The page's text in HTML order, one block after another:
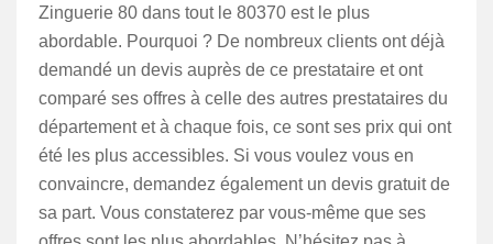
Zinguerie 80 dans tout le 80370 est le plus
abordable. Pourquoi ? De nombreux clients ont déjà
demandé un devis auprès de ce prestataire et ont
comparé ses offres à celle des autres prestataires du
département et à chaque fois, ce sont ses prix qui ont
été les plus accessibles. Si vous voulez vous en
convaincre, demandez également un devis gratuit de
sa part. Vous constaterez par vous-même que ses